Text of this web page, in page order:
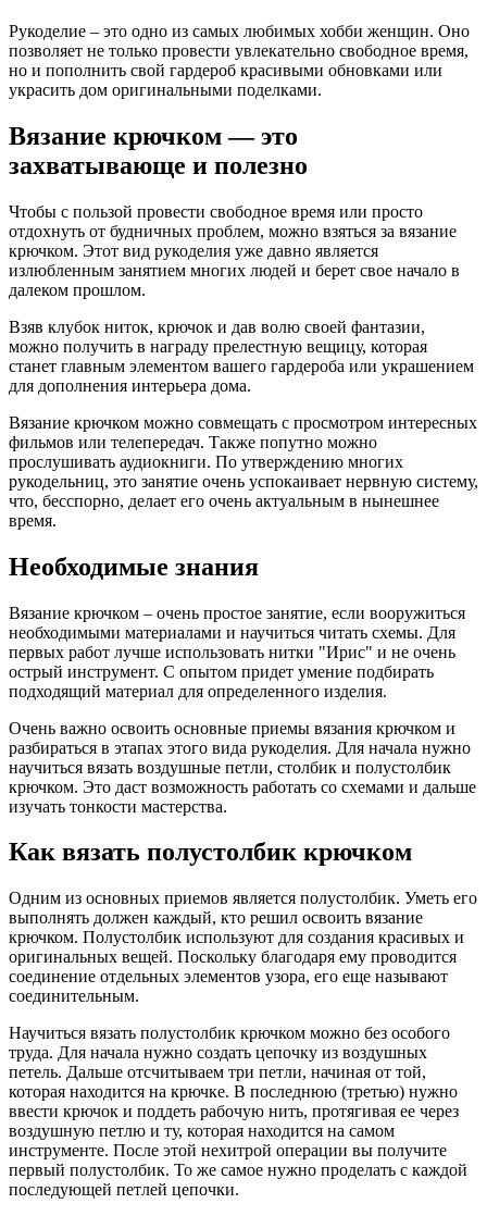
Рукоделие – это одно из самых любимых хобби женщин. Оно
позволяет не только провести увлекательно свободное время,
но и пополнить свой гардероб красивыми обновками или
украсить дом оригинальными поделками.
Вязание крючком — это
захватывающе и полезно
Чтобы с пользой провести свободное время или просто
отдохнуть от будничных проблем, можно взяться за вязание
крючком. Этот вид рукоделия уже давно является
излюбленным занятием многих людей и берет свое начало в
далеком прошлом.
Взяв клубок ниток, крючок и дав волю своей фантазии,
можно получить в награду прелестную вещицу, которая
станет главным элементом вашего гардероба или украшением
для дополнения интерьера дома.
Вязание крючком можно совмещать с просмотром интересных
фильмов или телепередач. Также попутно можно
прослушивать аудиокниги. По утверждению многих
рукодельниц, это занятие очень успокаивает нервную систему,
что, бесспорно, делает его очень актуальным в нынешнее
время.
Необходимые знания
Вязание крючком – очень простое занятие, если вооружиться
необходимыми материалами и научиться читать схемы. Для
первых работ лучше использовать нитки "Ирис" и не очень
острый инструмент. С опытом придет умение подбирать
подходящий материал для определенного изделия.
Очень важно освоить основные приемы вязания крючком и
разбираться в этапах этого вида рукоделия. Для начала нужно
научиться вязать воздушные петли, столбик и полустолбик
крючком. Это даст возможность работать со схемами и дальше
изучать тонкости мастерства.
Как вязать полустолбик крючком
Одним из основных приемов является полустолбик. Уметь его
выполнять должен каждый, кто решил освоить вязание
крючком. Полустолбик используют для создания красивых и
оригинальных вещей. Поскольку благодаря ему проводится
соединение отдельных элементов узора, его еще называют
соединительным.
Научиться вязать полустолбик крючком можно без особого
труда. Для начала нужно создать цепочку из воздушных
петель. Дальше отсчитываем три петли, начиная от той,
которая находится на крючке. В последнюю (третью) нужно
ввести крючок и поддеть рабочую нить, протягивая ее через
воздушную петлю и ту, которая находится на самом
инструменте. После этой нехитрой операции вы получите
первый полустолбик. То же самое нужно проделать с каждой
последующей петлей цепочки.